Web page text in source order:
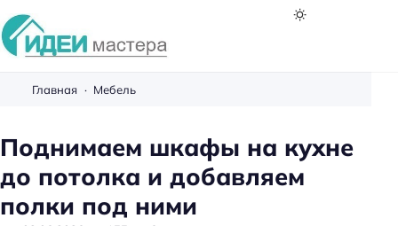
м
а
т
Главная Мебель
Поднимаем шкафы на кухне
до потолка и добавляем
полки под ними